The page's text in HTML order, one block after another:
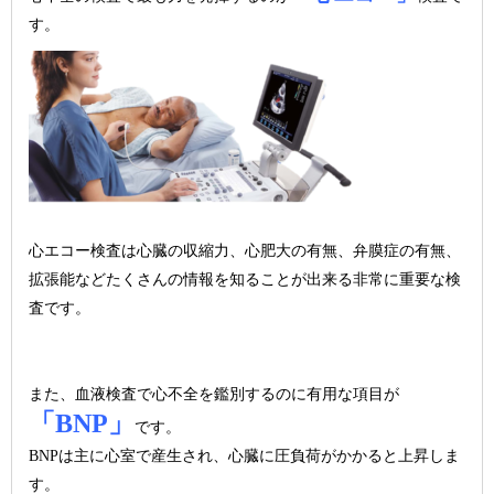
す。
心エコー検査は心臓の収縮力、心肥大の有無、弁膜症の有無、
拡張能などたくさんの情報を知ることが出来る非常に重要な検
査です。
また、血液検査で心不全を鑑別するのに有用な項目が
「BNP」
です。
BNPは主に心室で産生され、心臓に圧負荷がかかると上昇しま
す。